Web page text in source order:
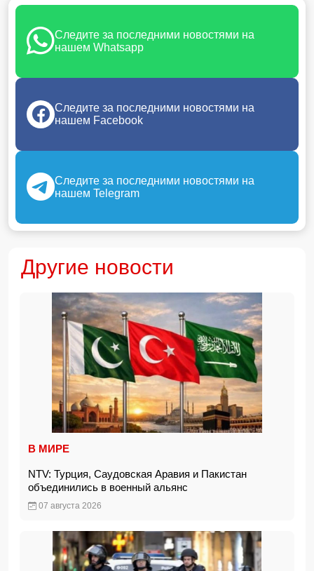
Следите за последними новостями на
нашем Whatsapp
Следите за последними новостями на
нашем Facebook
Следите за последними новостями на
нашем Telegram
Другие новости
В МИРЕ
NTV: Турция, Саудовская Аравия и Пакистан
объединились в военный альянс
07 августа 2026